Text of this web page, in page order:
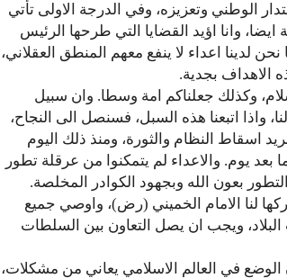
الوطني وتعزيزه، وفي الدرجة الاولى تأتي
ايضا، وانا اؤيد القضايا التي طرحها الرئيس
لدينا اعداء لا ينفع معهم المنطق العقلاني،
الاهداف بجدية.
وكذلك جعلناكم امة وسطا. وان سبيل
واذا اتبعنا هذه السبل، فسنصل الى النجاح،
اسقاط النظام والثورة، ومنذ ذلك اليوم
يوما بعد يوم. والاعداء لم يتمكنوا من عرقلة تطور
بعون الله وبجهود الكوادر المخلصة.
لنا الامام الخميني (رض)، واوصي جميع
ويجب ان يصل التعاون بين السلطات
الوضع في العالم الاسلامي يعاني من مشكلات،